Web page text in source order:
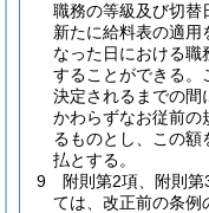
職務の等級及び切替
新たに給料表の適用
なった日における職
することができる。
決定されるまでの間
かわらずなお従前の
るものとし、この額
払とする。
9
附則第2項、附則
ては、改正前の条例